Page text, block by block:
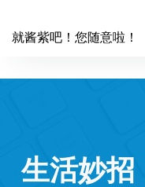
就酱紫吧！您随意啦！
生活妙招